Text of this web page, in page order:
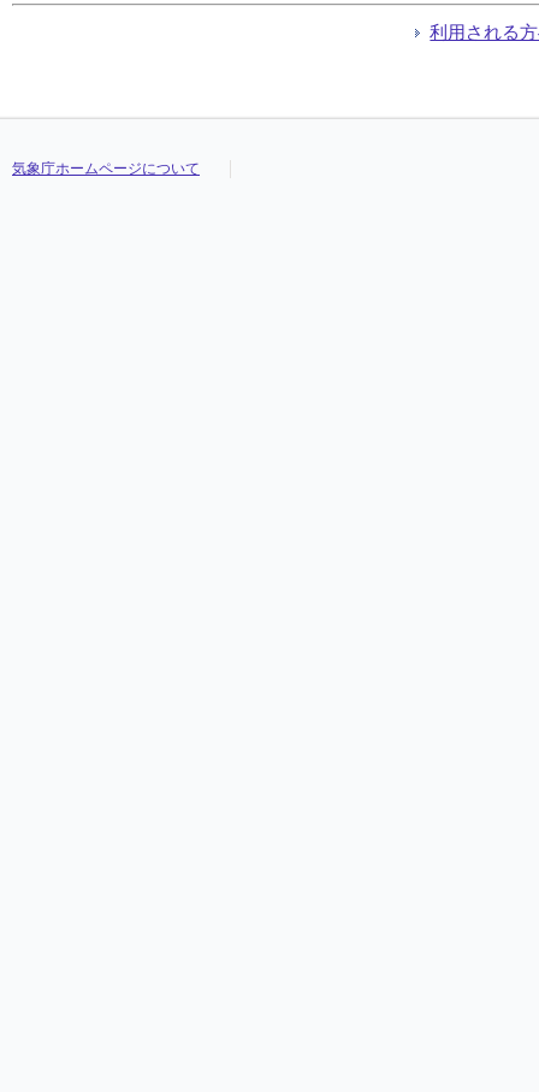
15.2 7.0
30
6 3 /// 15.1 18.5 8.4
15.2 7.0
30
6 3 /// 15.1 18.5 8.4
15.2 7.0
30
6 3 /// 15.1 18.5 8.4
15.2 7.0
30
6 3 /// 15.1 18.5 8.4
利用される
気象庁ホームページについて